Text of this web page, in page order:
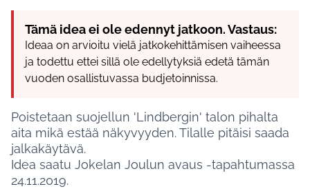
Tämä idea ei ole edennyt jatkoon. Vastaus:
Ideaa on arvioitu vielä jatkokehittämisen vaiheessa
ja todettu ettei sillä ole edellytyksiä edetä tämän
vuoden osallistuvassa budjetoinnissa.
Poistetaan suojellun 'Lindbergin' talon pihalta
aita mikä estää näkyvyyden. Tilalle pitäisi saada
jalkakäytävä.
Idea saatu Jokelan Joulun avaus -tapahtumassa
24.11.2019.